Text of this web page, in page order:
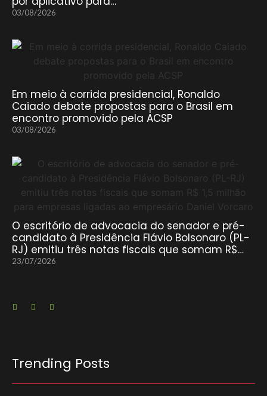
03/08/2026
Em meio à corrida presidencial, Ronaldo
Caiado debate propostas para o Brasil em
encontro promovido pela ACSP
03/08/2026
O escritório de advocacia do senador e pré-
candidato à Presidência Flávio Bolsonaro (PL-
RJ) emitiu três notas fiscais que somam R$…
23/07/2026
Trending Posts